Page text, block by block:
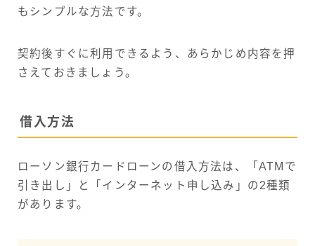
もシンプルな方法です。
契約後すぐに利用できるよう、あらかじめ内容を押
さえておきましょう。
借入方法
ローソン銀行カードローンの借入方法は、「ATMで
引き出し」と「インターネット申し込み」の2種類
があります。